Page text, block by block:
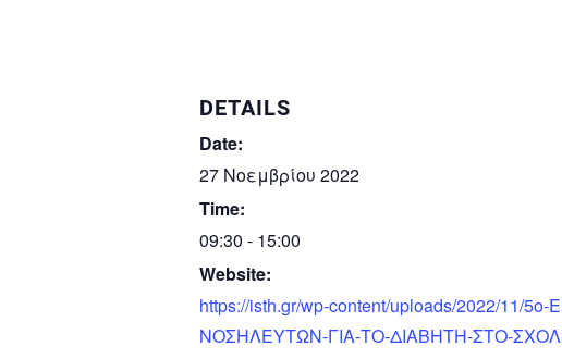
DETAILS
Date:
27 Νοεμβρίου 2022
Time:
09:30 - 15:00
Website:
https://isth.gr/wp-content/uploads/2022/11/
ΝΟΣΗΛΕΥΤΩΝ-ΓΙΑ-ΤΟ-ΔΙΑΒΗΤΗ-ΣΤΟ-